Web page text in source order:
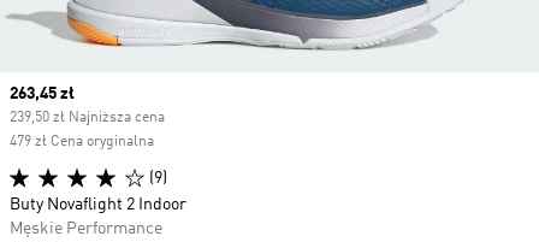
Current price
263,45 zł
239,50 zł Najniższa cena
479 zł Cena oryginalna
(9)
Buty Novaflight 2 Indoor
Męskie Performance